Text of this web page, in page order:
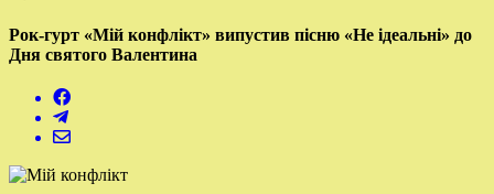
Рок-гурт «Мій конфлікт» випустив пісню «Не ідеальні» до
Дня святого Валентина